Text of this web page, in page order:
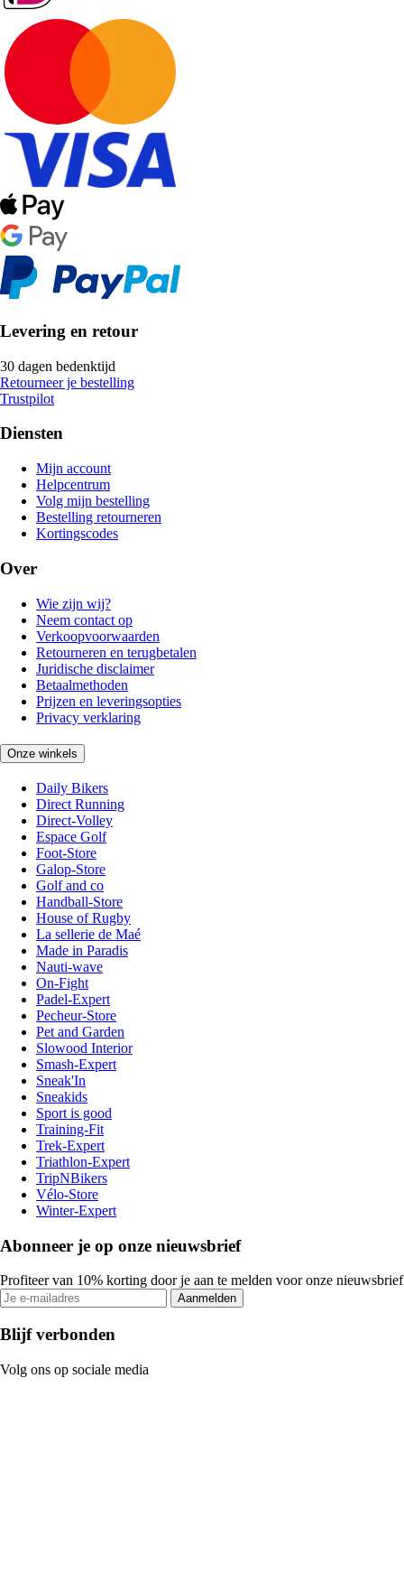
Levering en retour
30 dagen bedenktijd
Retourneer je bestelling
Trustpilot
Diensten
Mijn account
Helpcentrum
Volg mijn bestelling
Bestelling retourneren
Kortingscodes
Over
Wie zijn wij?
Neem contact op
Verkoopvoorwaarden
Retourneren en terugbetalen
Juridische disclaimer
Betaalmethoden
Prijzen en leveringsopties
Privacy verklaring
Onze winkels
Daily Bikers
Direct Running
Direct-Volley
Espace Golf
Foot-Store
Galop-Store
Golf and co
Handball-Store
House of Rugby
La sellerie de Maé
Made in Paradis
Nauti-wave
On-Fight
Padel-Expert
Pecheur-Store
Pet and Garden
Slowood Interior
Smash-Expert
Sneak'In
Sneakids
Sport is good
Training-Fit
Trek-Expert
Triathlon-Expert
TripNBikers
Vélo-Store
Winter-Expert
Abonneer je op onze nieuwsbrief
Profiteer van 10% korting door je aan te melden voor onze nieuwsbrief
Aanmelden
Blijf verbonden
Volg ons op sociale media